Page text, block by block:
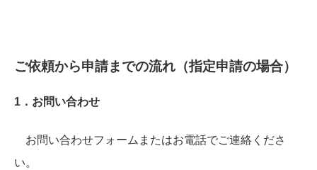
ご依頼から申請までの流れ（指定申請の場合）
1．お問い合わせ
お問い合わせフォームまたはお電話でご連絡くださ
い。